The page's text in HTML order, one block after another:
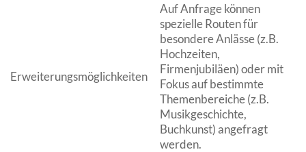
Erweiterungsmöglichkeiten
Auf Anfrage können
spezielle Routen für
besondere Anlässe (z.B.
Hochzeiten,
Firmenjubiläen) oder mit
Fokus auf bestimmte
Themenbereiche (z.B.
Musikgeschichte,
Buchkunst) angefragt
werden.